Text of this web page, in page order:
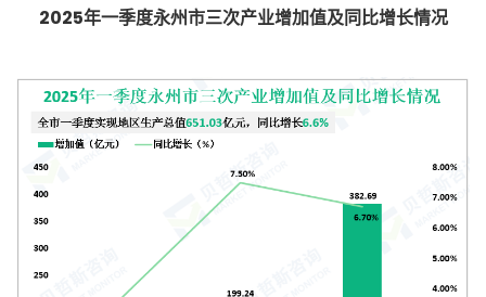
2025年一季度永州市三次产业增加值及同比增长情况